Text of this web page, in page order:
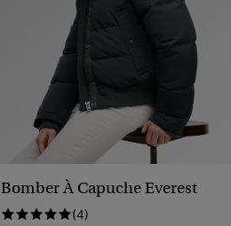
Bomber À Capuche Everest
(4)